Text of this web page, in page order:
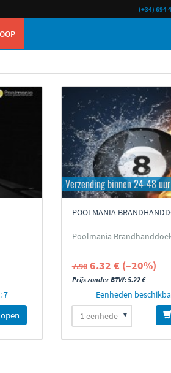
(+34) 694
7
Verzending binnen 24-48 uur
POOLMANIA
Poolmania
7.90 6.32 € (–20%)
Prijs zonder BTW: 5.22 €
Eenheden